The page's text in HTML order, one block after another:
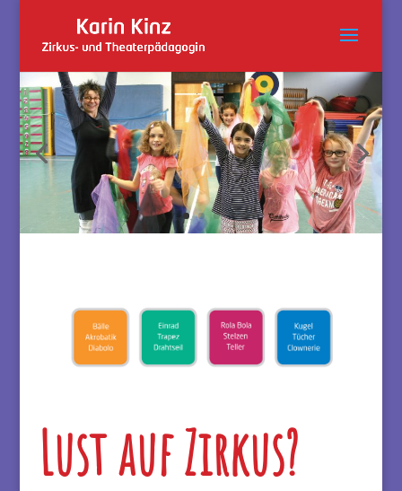
Lust auf Zirkus?